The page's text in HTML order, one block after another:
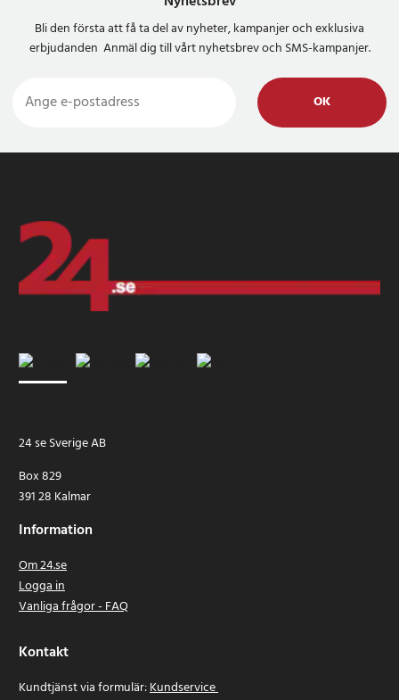
Bli den första att få ta del av nyheter, kampanjer och exklusiva
erbjudanden Anmäl dig till vårt nyhetsbrev och SMS-kampanjer.
OK
24 se Sverige AB
Box 829
391 28 Kalmar
Information
Om 24.se
Logga in
Vanliga frågor - FAQ
Kontakt
Kundtjänst via formulär:Kundservice